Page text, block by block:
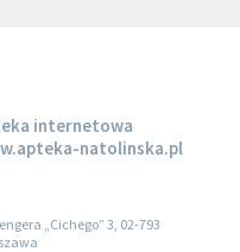
internetowa
natolinska.pl
„Cichego” 3, 02-793